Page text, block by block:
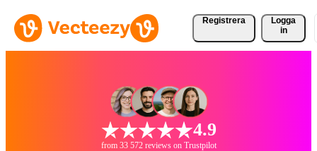
Registrera
Logga
in
4.9
from 33 572 reviews on Trustpilot